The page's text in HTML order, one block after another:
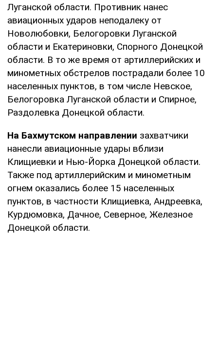
Луганской области. Противник нанес
авиационных ударов неподалеку от
Новолюбовки, Белогоровки Луганской
области и Екатериновки, Спорного Донецкой
области. В то же время от артиллерийских и
минометных обстрелов пострадали более 10
населенных пунктов, в том числе Невское,
Белогоровка Луганской области и Спирное,
Раздолевка Донецкой области.
На Бахмутском направлении захватчики
нанесли авиационные удары вблизи
Клищиевки и Нью-Йорка Донецкой области.
Также под артиллерийским и минометным
огнем оказались более 15 населенных
пунктов, в частности Клищиевка, Андреевка,
Курдюмовка, Дачное, Северное, Железное
Донецкой области.